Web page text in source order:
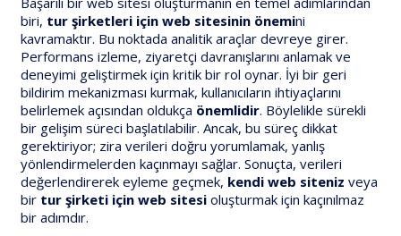
biri, tur şirketleri için web sitesinin önemini
kavramaktır. Bu noktada analitik araçlar devreye girer.
Performans izleme, ziyaretçi davranışlarını anlamak ve
deneyimi geliştirmek için kritik bir rol oynar. İyi bir geri
bildirim mekanizması kurmak, kullanıcıların ihtiyaçlarını
belirlemek açısından oldukça önemlidir. Böylelikle sürekli
bir gelişim süreci başlatılabilir. Ancak, bu süreç dikkat
gerektiriyor; zira verileri doğru yorumlamak, yanlış
yönlendirmelerden kaçınmayı sağlar. Sonuçta, verileri
değerlendirerek eyleme geçmek, kendi web siteniz veya
bir tur şirketi için web sitesioluşturmak için kaçınılmaz
bir adımdır.